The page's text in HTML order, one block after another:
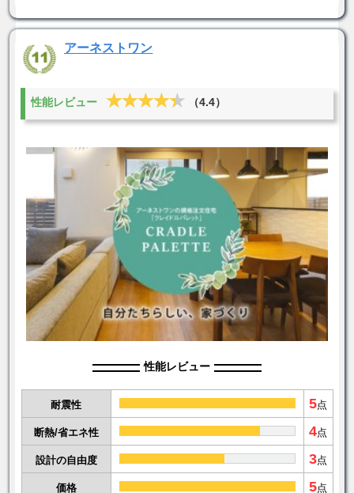
アーネストワン
性能レビュー ★★★★★
★★★★★ （4.4）
性能レビュー
耐震性 5点
断熱/省エネ性 4点
設計の自由度 3点
価格 5点